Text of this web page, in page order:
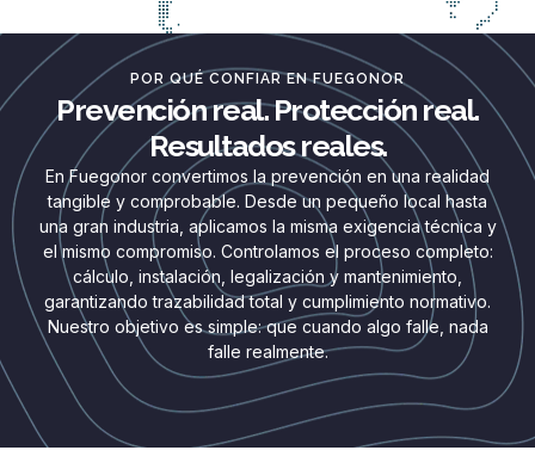
POR QUÉ CONFIAR EN FUEGONOR
Prevención real. Protección real.
Resultados reales.
En Fuegonor convertimos la prevención en una realidad
tangible y comprobable. Desde un pequeño local hasta
una gran industria, aplicamos la misma exigencia técnica y
el mismo compromiso. Controlamos el proceso completo:
cálculo, instalación, legalización y mantenimiento,
garantizando trazabilidad total y cumplimiento normativo.
Nuestro objetivo es simple: que cuando algo falle, nada
falle realmente.